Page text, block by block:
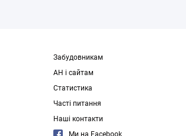
Забудовникам
АН і сайтам
Статистика
Часті питання
Наші контакти